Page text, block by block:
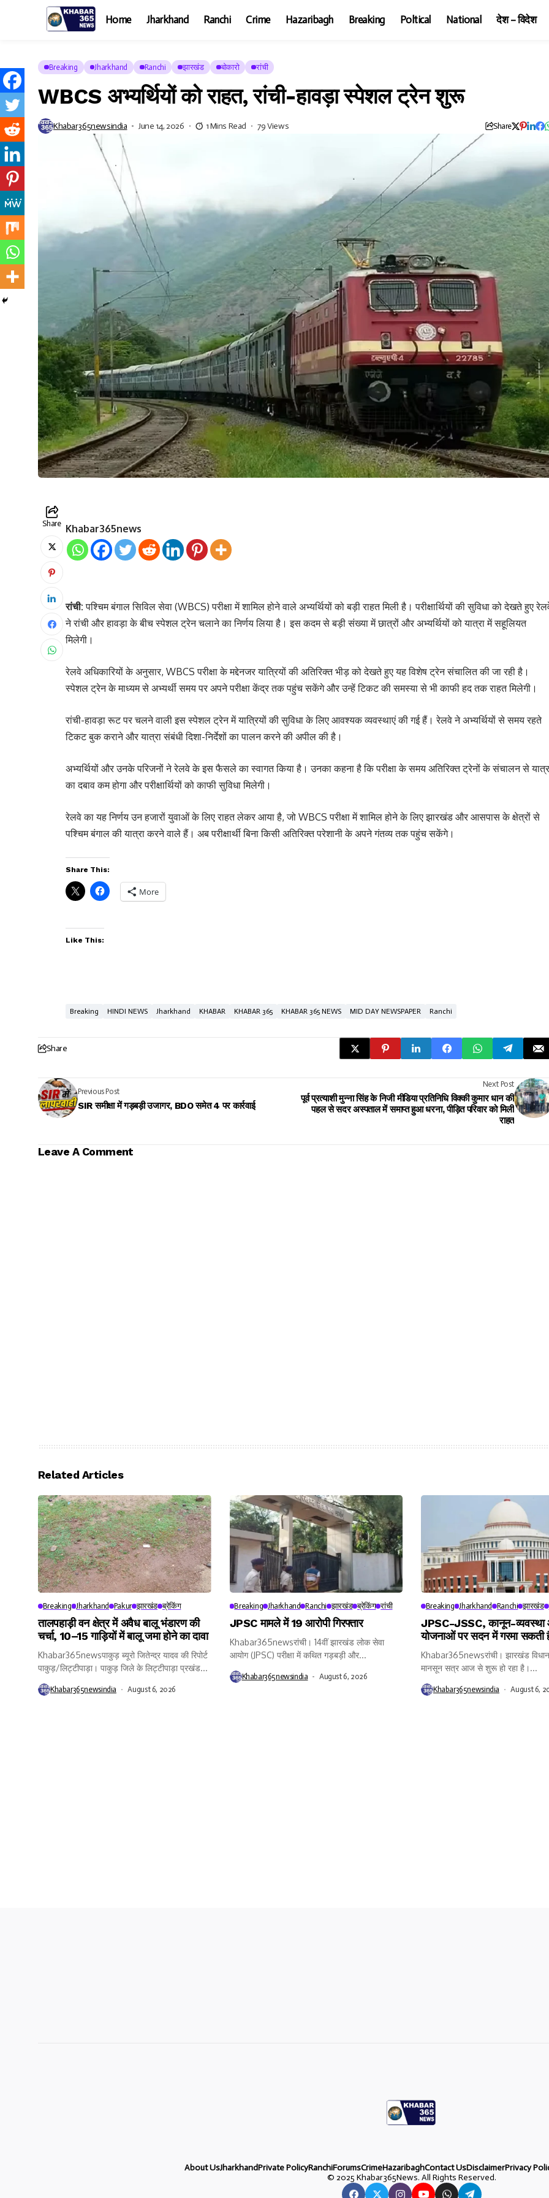
Home Jharkhand Ranchi Crime Hazaribagh Breaking Poltical National देश – विदेश
Breaking Jharkhand Ranchi झारखंड बोकारो रांची
WBCS अभ्यर्थियों को राहत, रांची-हावड़ा स्पेशल ट्रेन शुरू
Khabar365newsindia June 14, 2026 1 Mins Read 79 Views Share
Share Khabar365news
रांची: पश्चिम बंगाल सिविल सेवा (WBCS) परीक्षा में शामिल होने वाले अभ्यर्थियों को बड़ी राहत मिली है। परीक्षार्थियों की सुविधा को देखते हुए
ने रांची और हावड़ा के बीच स्पेशल ट्रेन चलाने का निर्णय लिया है। इस कदम से बड़ी संख्या में छात्रों और अभ्यर्थियों को यात्रा में सहूलियत
मिलेगी।
रेलवे अधिकारियों के अनुसार, WBCS परीक्षा के मद्देनजर यात्रियों की अतिरिक्त भीड़ को देखते हुए यह विशेष ट्रेन संचालित की जा रही है।
स्पेशल ट्रेन के माध्यम से अभ्यर्थी समय पर अपने परीक्षा केंद्र तक पहुंच सकेंगे और उन्हें टिकट की समस्या से भी काफी हद तक राहत मिलेगी।
रांची-हावड़ा रूट पर चलने वाली इस स्पेशल ट्रेन में यात्रियों की सुविधा के लिए आवश्यक व्यवस्थाएं की गई हैं। रेलवे ने अभ्यर्थियों से समय रहते
टिकट बुक कराने और यात्रा संबंधी दिशा-निर्देशों का पालन करने की अपील की है।
अभ्यर्थियों और उनके परिजनों ने रेलवे के इस फैसले का स्वागत किया है। उनका कहना है कि परीक्षा के समय अतिरिक्त ट्रेनों के संचालन से
का दबाव कम होगा और परीक्षार्थियों को काफी सुविधा मिलेगी।
रेलवे का यह निर्णय उन हजारों युवाओं के लिए राहत लेकर आया है, जो WBCS परीक्षा में शामिल होने के लिए झारखंड और आसपास के क्षेत्रों से
पश्चिम बंगाल की यात्रा करने वाले हैं। अब परीक्षार्थी बिना किसी अतिरिक्त परेशानी के अपने गंतव्य तक पहुंच सकेंगे।
Share This:
More
Like This:
Breaking HINDI NEWS Jharkhand KHABAR KHABAR 365 KHABAR 365 NEWS MID DAY NEWSPAPER Ranchi
Share
Previous Post
SIR समीक्षा में गड़बड़ी उजागर, BDO समेत 4 पर कार्रवाई
Next Post
पूर्व प्रत्याशी मुन्ना सिंह के निजी मीडिया प्रतिनिधि विक्की कुमार धान की
पहल से सदर अस्पताल में समाप्त हुआ धरना, पीड़ित परिवार को मिली
राहत
Leave A Comment
Related Articles
Breaking Jharkhand Pakur झारखंड ब्रेकिंग
तालपहाड़ी वन क्षेत्र में अवैध बालू भंडारण की
चर्चा, 10–15 गाड़ियों में बालू जमा होने का दावा
Khabar365newsपाकुड़ ब्यूरो जितेन्द्र यादव की रिपोर्ट
पाकुड़/लिट्टीपाड़ा। पाकुड़ जिले के लिट्टीपाड़ा प्रखंड...
Khabar365newsindia August 6, 2026
Breaking Jharkhand Ranchi झारखंड ब्रेकिंग रांची
JPSC मामले में 19 आरोपी गिरफ्तार
Khabar365newsरांची। 14वीं झारखंड लोक सेवा
आयोग (JPSC) परीक्षा में कथित गड़बड़ी और...
Khabar365newsindia August 6, 2026
Breaking Jharkhand Ranchi झारखंड
JPSC-JSSC, कानून-व्यवस्था
योजनाओं पर सदन में गरमा सकती
Khabar365newsरांची। झारखंड
मानसून सत्र आज से शुरू हो रहा है।...
Khabar365newsindia August 6,
About UsJharkhandPrivate PolicyRanchiForumsCrimeHazaribaghContact UsDisclaimerPrivacy
© 2025 Khabar365News. All Rights Reserved.